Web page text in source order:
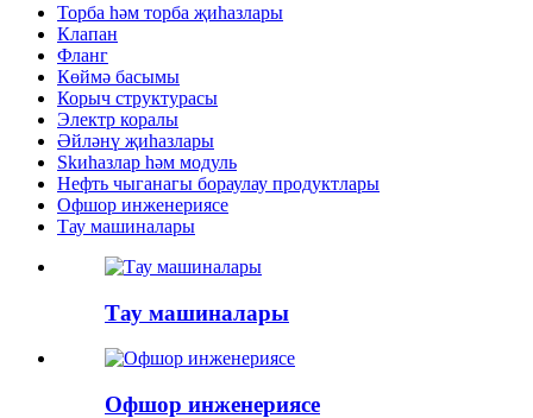
Торба һәм торба җиһазлары
Клапан
Фланг
Көймә басымы
Корыч структурасы
Электр коралы
Әйләнү җиһазлары
Skиһазлар һәм модуль
Нефть чыганагы бораулау продуктлары
Офшор инженериясе
Тау машиналары
Тау машиналары
Офшор инженериясе